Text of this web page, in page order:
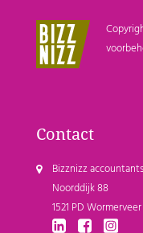
Contact
Bizznizz
Noorddijk 88
1521 PD Wormerveer